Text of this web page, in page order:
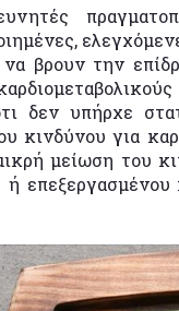
βρουν την
δεν υπήρχε
κινδύνου για
μείωση του
ή